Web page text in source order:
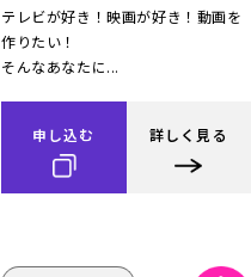
テレビが好き！映画が好き！動画を
作りたい！
そんなあなたに...
申し込む 詳しく見る